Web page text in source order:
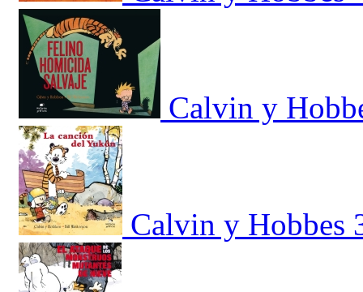
Calvin y
Calvin y Hobbes